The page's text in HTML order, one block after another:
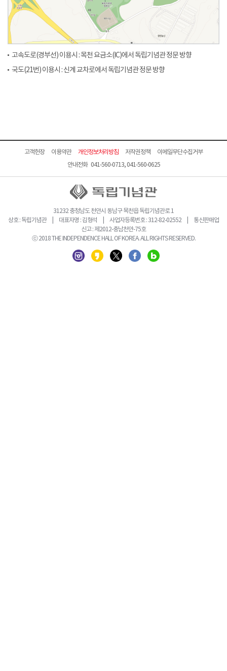
고속도로(경부선) 이용시 : 목천 요금소(IC)에서 독립기념관 정문 방향
국도(21번) 이용시 : 신계 교차로에서 독립기념관 정문 방향
고객헌장 이용약관 개인정보처리방침 저작권정책
이메일무단수집거부
안내전화 041-560-0713, 041-560-0625
31232 충청남도 천안시 동남구 목천읍 독립기념관로 1
상호 : 독립기념관 | 대표자명 : 김형석 | 사업자등록번호 : 312-82-02552 | 통신판매업
신고 : 제2012-충남천안-75호
ⓒ 2018 THE INDEPENDENCE HALL OF KOREA. ALL RIGHTS RESERVED.